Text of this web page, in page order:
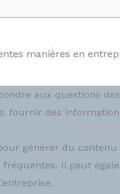
manières en
aux questions
fournir des
générer du contenu
Il peut